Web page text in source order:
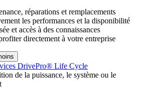
réparations et remplacements
les performances et la disponibilité
et accès à des connaissances
directement à votre entreprise
DrivePro® Life Cycle
de la puissance, le système ou le